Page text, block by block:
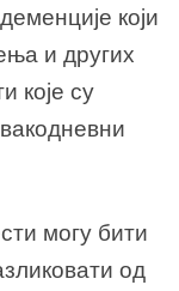
који
и других
које су
могу бити
од